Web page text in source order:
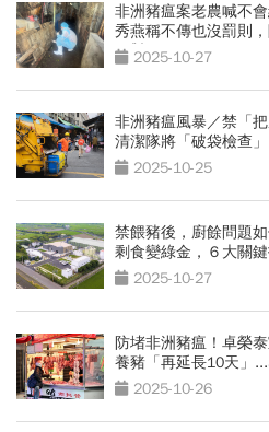
非洲豬瘟案老農喊不
秀燕稱不傳也沒罰則
不對2025-10-27
非洲豬瘟風暴／禁「
清潔隊將「破袋檢查
2025-10-25
禁餵豬後，廚餘問題
剩食變綠金，６大關
2025-10-27
防堵非洲豬瘟！卓榮
養豬「再延長10天」
2025-10-26